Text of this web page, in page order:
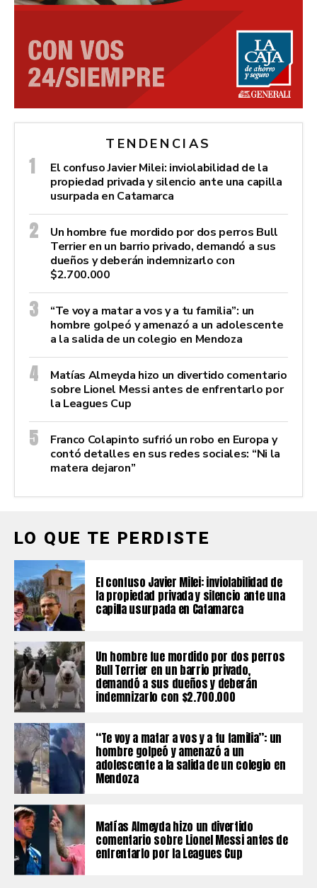
TENDENCIAS
El confuso Javier Milei: inviolabilidad de la
propiedad privada y silencio ante una capilla
usurpada en Catamarca
Un hombre fue mordido por dos perros Bull
Terrier en un barrio privado, demandó a sus
dueños y deberán indemnizarlo con
$2.700.000
“Te voy a matar a vos y a tu familia”: un
hombre golpeó y amenazó a un adolescente
a la salida de un colegio en Mendoza
Matías Almeyda hizo un divertido comentario
sobre Lionel Messi antes de enfrentarlo por
la Leagues Cup
Franco Colapinto sufrió un robo en Europa y
contó detalles en sus redes sociales: “Ni la
matera dejaron”
LO QUE TE PERDISTE
El confuso Javier Milei: inviolabilidad de
la propiedad privada y silencio ante una
capilla usurpada en Catamarca
Un hombre fue mordido por dos perros
Bull Terrier en un barrio privado,
demandó a sus dueños y deberán
indemnizarlo con $2.700.000
“Te voy a matar a vos y a tu familia”: un
hombre golpeó y amenazó a un
adolescente a la salida de un colegio en
Mendoza
Matías Almeyda hizo un divertido
comentario sobre Lionel Messi antes de
enfrentarlo por la Leagues Cup